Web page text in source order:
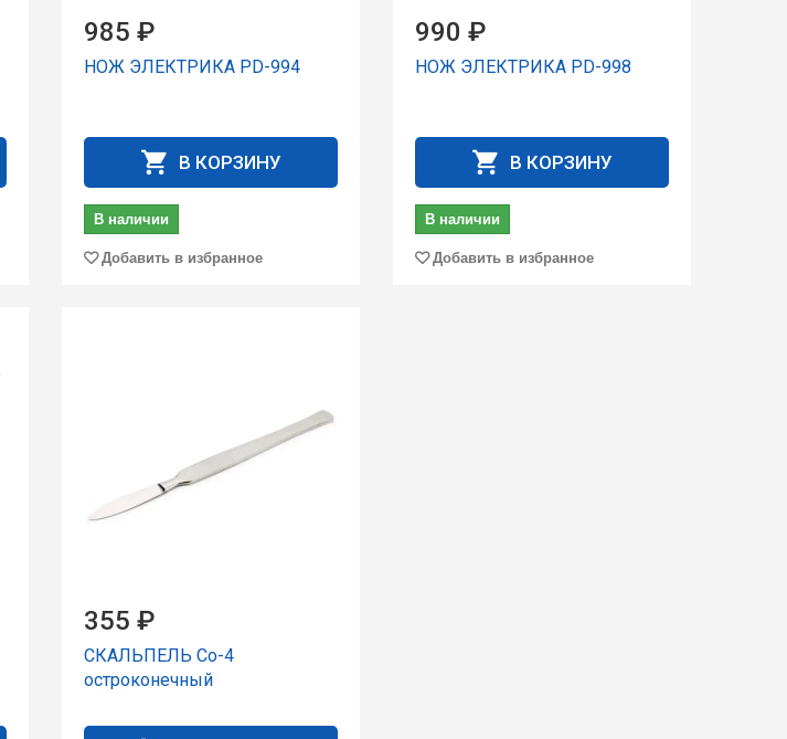
985 ₽
НОЖ ЭЛЕКТРИКА PD-994
В КОРЗИНУ
В наличии
Добавить в избранное
990 ₽
НОЖ ЭЛЕКТРИКА PD-998
В КОРЗИНУ
В наличии
Добавить в избранное
355 ₽
СКАЛЬПЕЛЬ Со-4
остроконечный